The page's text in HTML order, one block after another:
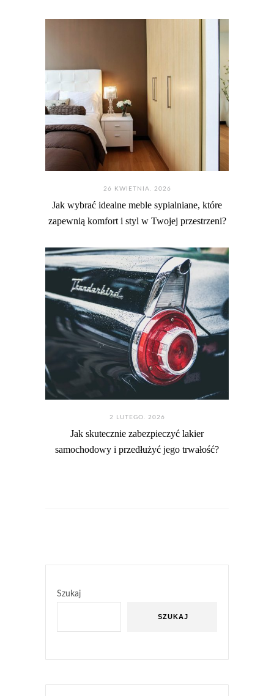
26 KWIETNIA. 2026
Jak wybrać idealne meble sypialniane, które
zapewnią komfort i styl w Twojej przestrzeni?
2 LUTEGO. 2026
Jak skutecznie zabezpieczyć lakier
samochodowy i przedłużyć jego trwałość?
Szukaj
SZUKAJ